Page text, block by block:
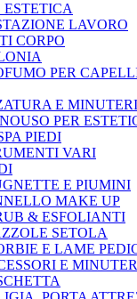
ESTETICA
LAVORO
CORPO
PER
E
PER
PIEDI
VARI
E PIUMINI
MAKE UP
& ESFOLIANTI
SETOLA
E LAME
E